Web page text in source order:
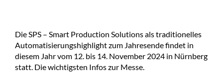
Die SPS – Smart Production Solutions als traditionelles
Automatisierungshighlight zum Jahresende findet in
diesem Jahr vom 12. bis 14. November 2024 in Nürnberg
statt. Die wichtigsten Infos zur Messe.